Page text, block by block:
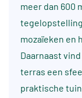
meer dan 600
mozaïeken en
Daarnaast
terras een
praktische